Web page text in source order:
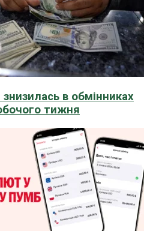
в обмінниках
тижня